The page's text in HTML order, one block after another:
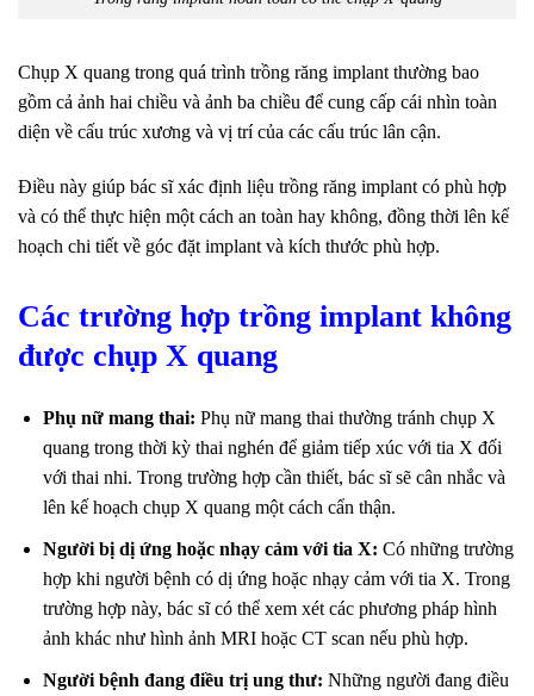
Chụp X quang trong quá trình trồng răng implant thường bao
gồm cả ảnh hai chiều và ảnh ba chiều để cung cấp cái nhìn toàn
diện về cấu trúc xương và vị trí của các cấu trúc lân cận.
Điều này giúp bác sĩ xác định liệu trồng răng implant có phù hợp
và có thể thực hiện một cách an toàn hay không, đồng thời lên kế
hoạch chi tiết về góc đặt implant và kích thước phù hợp.
Các trường hợp trồng implant không
được chụp X quang
Phụ nữ mang thai: Phụ nữ mang thai thường tránh chụp X
quang trong thời kỳ thai nghén để giảm tiếp xúc với tia X đối
với thai nhi. Trong trường hợp cần thiết, bác sĩ sẽ cân nhắc và
lên kế hoạch chụp X quang một cách cẩn thận.
Người bị dị ứng hoặc nhạy cảm với tia X: Có những trường
hợp khi người bệnh có dị ứng hoặc nhạy cảm với tia X. Trong
trường hợp này, bác sĩ có thể xem xét các phương pháp hình
ảnh khác như hình ảnh MRI hoặc CT scan nếu phù hợp.
Người bệnh đang điều trị ung thư: Những người đang điều